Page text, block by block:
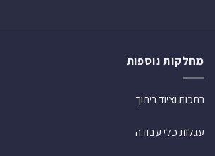
מחלקות נוספות
רתכות וציוד ריתוך
עגלות כלי עבודה